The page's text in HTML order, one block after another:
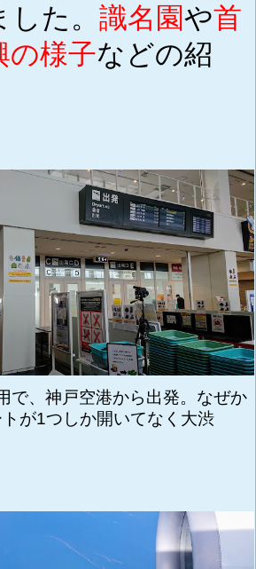
た。 識名園や首
の様子などの紹
で、神戸空港から出発。なぜか
が1つしか開いてなく大渋